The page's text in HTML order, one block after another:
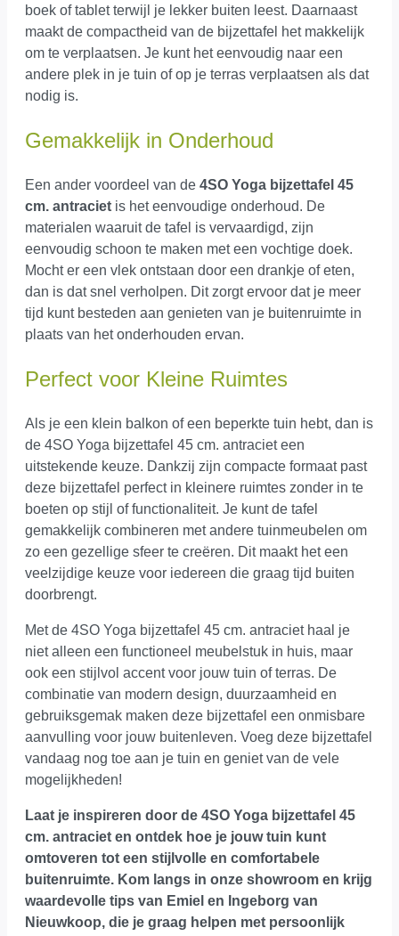
boek of tablet terwijl je lekker buiten leest. Daarnaast
maakt de compactheid van de bijzettafel het makkelijk
om te verplaatsen. Je kunt het eenvoudig naar een
andere plek in je tuin of op je terras verplaatsen als dat
nodig is.
Gemakkelijk in Onderhoud
Een ander voordeel van de 4SO Yoga bijzettafel 45
cm. antraciet is het eenvoudige onderhoud. De
materialen waaruit de tafel is vervaardigd, zijn
eenvoudig schoon te maken met een vochtige doek.
Mocht er een vlek ontstaan door een drankje of eten,
dan is dat snel verholpen. Dit zorgt ervoor dat je meer
tijd kunt besteden aan genieten van je buitenruimte in
plaats van het onderhouden ervan.
Perfect voor Kleine Ruimtes
Als je een klein balkon of een beperkte tuin hebt, dan is
de 4SO Yoga bijzettafel 45 cm. antraciet een
uitstekende keuze. Dankzij zijn compacte formaat past
deze bijzettafel perfect in kleinere ruimtes zonder in te
boeten op stijl of functionaliteit. Je kunt de tafel
gemakkelijk combineren met andere tuinmeubelen om
zo een gezellige sfeer te creëren. Dit maakt het een
veelzijdige keuze voor iedereen die graag tijd buiten
doorbrengt.
Met de 4SO Yoga bijzettafel 45 cm. antraciet haal je
niet alleen een functioneel meubelstuk in huis, maar
ook een stijlvol accent voor jouw tuin of terras. De
combinatie van modern design, duurzaamheid en
gebruiksgemak maken deze bijzettafel een onmisbare
aanvulling voor jouw buitenleven. Voeg deze bijzettafel
vandaag nog toe aan je tuin en geniet van de vele
mogelijkheden!
Laat je inspireren door de 4SO Yoga bijzettafel 45
cm. antraciet en ontdek hoe je jouw tuin kunt
omtoveren tot een stijlvolle en comfortabele
buitenruimte. Kom langs in onze showroom en krijg
waardevolle tips van Emiel en Ingeborg van
Nieuwkoop, die je graag helpen met persoonlijk